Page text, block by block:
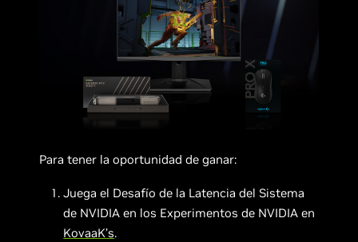
Para tener la oportunidad de ganar:
Juega el Desafío de la Latencia del Sistema
de NVIDIA en los Experimentos de NVIDIA en
KovaaK’s.